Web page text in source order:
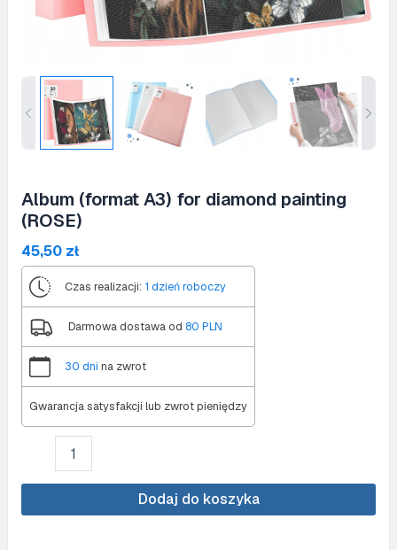
Album (format A3) for diamond painting
(ROSE)
45,50 zł
Czas realizacji: 1 dzień roboczy
Darmowa dostawa od 80 PLN
30 dni na zwrot
Gwarancja satysfakcji lub zwrot pieniędzy
for
Dodaj do koszyka